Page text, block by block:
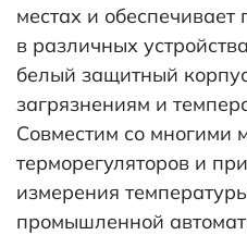
местах и обеспечивает
в различных
белый защитный
загрязнениям и
Совместим со многими
терморегуляторов и
измерения
промышленной